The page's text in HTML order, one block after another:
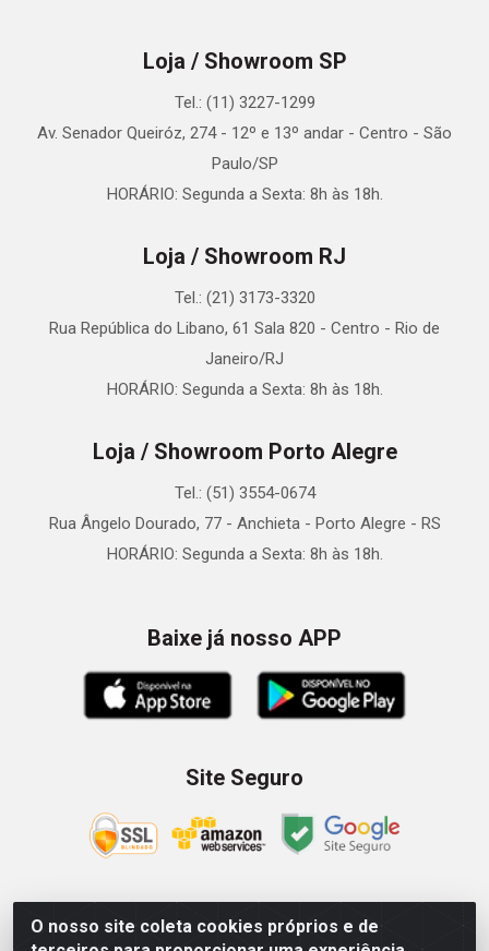
O nosso site coleta cookies próprios e de
Loja / Showroom SP
Tel.: (11) 3227-1299
Av. Senador Queiróz, 274 - 12º e 13º andar - Centro - São
Paulo/SP
HORÁRIO: Segunda a Sexta: 8h às 18h.
Loja / Showroom RJ
Tel.: (21) 3173-3320
Rua República do Libano, 61 Sala 820 - Centro - Rio de
Janeiro/RJ
HORÁRIO: Segunda a Sexta: 8h às 18h.
Loja / Showroom Porto Alegre
Tel.: (51) 3554-0674
Rua Ângelo Dourado, 77 - Anchieta - Porto Alegre - RS
HORÁRIO: Segunda a Sexta: 8h às 18h.
Baixe já nosso APP
Site Seguro
Zein Importação e Comércio LTDA - Av. Senador Queiróz, 274